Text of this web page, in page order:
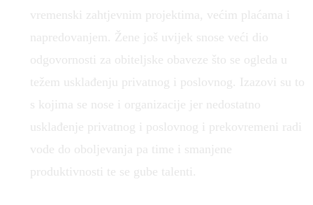
vremenski zahtjevnim projektima, većim plaćama i
napredovanjem. Žene još uvijek snose veći dio
odgovornosti za obiteljske obaveze što se ogleda u
težem usklađenju privatnog i poslovnog. Izazovi su to
s kojima se nose i organizacije jer nedostatno
usklađenje privatnog i poslovnog i prekovremeni radi
vode do oboljevanja pa time i smanjene
produktivnosti te se gube talenti.